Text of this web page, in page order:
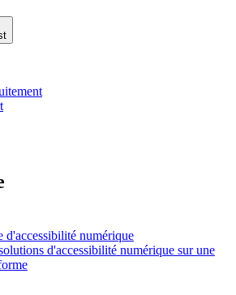
d'accessibilité numérique
d'accessibilité numérique sur une